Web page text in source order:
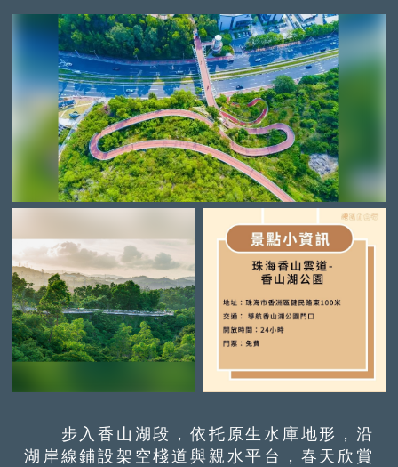
步入香山湖段，依托原生水庫地形，沿
湖岸線鋪設架空棧道與親水平台，春天欣賞